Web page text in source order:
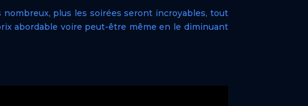
nombreux, plus les soirées seront incroyables, tout
abordable voire peut-être même en le diminuant